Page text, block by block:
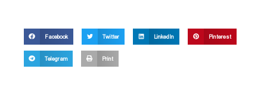
Facebook Twitter LinkedIn Pinterest
Telegram Print